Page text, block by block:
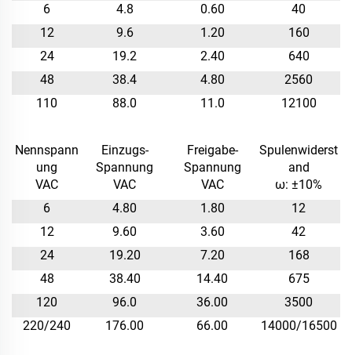
6
4.8 0.60
40
12
9.6 1.20
160
24
19.2 2.40
640
48
38.4 4.80
2560
110
88.0 11.0 12100
Nennspann
ung
VAC
Einzugs-
Spannung
VAC
Freigabe-
Spannung
VAC
Spulenwiderst
and
ω: ±10%
6
4.80 1.80
12
12
9.60 3.60
42
24
19.20 7.20
168
48
38.40 14.40
675
120
96.0 36.00
3500
220/240
176.00 66.00 14000/16500